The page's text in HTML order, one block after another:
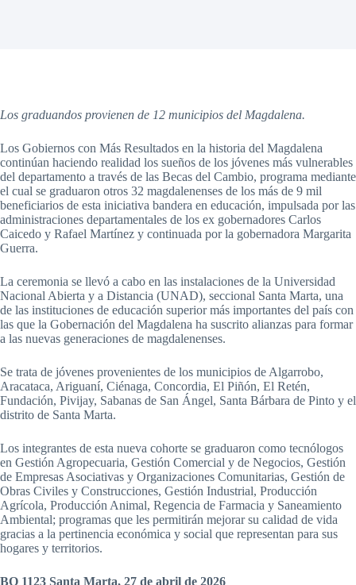
Los graduandos provienen de 12 municipios del Magdalena.
Los Gobiernos con Más Resultados en la historia del Magdalena
continúan haciendo realidad los sueños de los jóvenes más vulnerables
del departamento a través de las Becas del Cambio, programa mediante
el cual se graduaron otros 32 magdalenenses de los más de 9 mil
beneficiarios de esta iniciativa bandera en educación, impulsada por las
administraciones departamentales de los ex gobernadores Carlos
Caicedo y Rafael Martínez y continuada por la gobernadora Margarita
Guerra.
La ceremonia se llevó a cabo en las instalaciones de la Universidad
Nacional Abierta y a Distancia (UNAD), seccional Santa Marta, una
de las instituciones de educación superior más importantes del país con
las que la Gobernación del Magdalena ha suscrito alianzas para formar
a las nuevas generaciones de magdalenenses.
Se trata de jóvenes provenientes de los municipios de Algarrobo,
Aracataca, Ariguaní, Ciénaga, Concordia, El Piñón, El Retén,
Fundación, Pivijay, Sabanas de San Ángel, Santa Bárbara de Pinto y el
distrito de Santa Marta.
Los integrantes de esta nueva cohorte se graduaron como tecnólogos
en Gestión Agropecuaria, Gestión Comercial y de Negocios, Gestión
de Empresas Asociativas y Organizaciones Comunitarias, Gestión de
Obras Civiles y Construcciones, Gestión Industrial, Producción
Agrícola, Producción Animal, Regencia de Farmacia y Saneamiento
Ambiental; programas que les permitirán mejorar su calidad de vida
gracias a la pertinencia económica y social que representan para sus
hogares y territorios.
BO 1123 Santa Marta, 27 de abril de 2026